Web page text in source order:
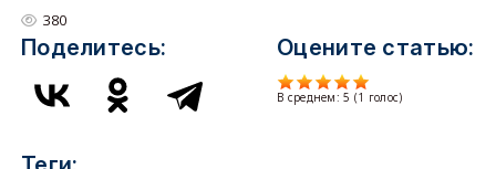
380
Поделитесь: Оцените статью:
В среднем:5 (1 голос)